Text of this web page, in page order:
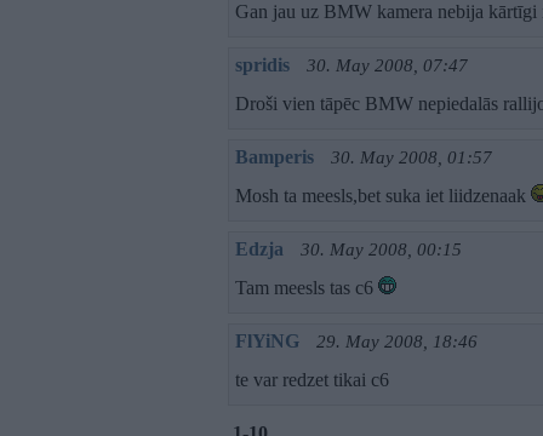
Gan jau uz BMW kamera nebija
spridis 30. May 2008, 07:47
Droši vien tāpēc BMW nepiedalās
Bamperis 30. May 2008, 01:57
Mosh ta meesls,bet suka iet liidzenaak
Edzja 30. May 2008, 00:15
Tam meesls tas c6
FlYiNG 29. May 2008, 18:46
te var redzet tikai c6